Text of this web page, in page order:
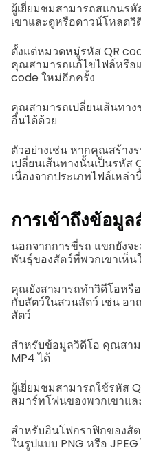
ผู้เยี่ยมชมสามารถสแกนร
เขาและดูหรือดาวน์โหลด
ตั้งแต่หมวดหมู่รหัส QR
คุณสามารถแก้ไขไฟล์หรือ
code ใหม่อีกครั้ง
คุณสามารถเปลี่ยนเส้นทาง
อื่นได้ด้วย
ตัวอย่างเช่น หากคุณสร้าง
เปลี่ยนเส้นทางนั้นเป็นรหัส
เนื่องจากประเภทไฟล์เหล่
การเข้าถึงข้อมู
นอกจากการขี่รถ แขกยังจ
พันธุ์ของสัตว์ที่พวกเขาเห็น
คุณยังสามารถทำวิดีโอหรื
กับสัตว์ในสวนสัตว์ เช่น อ
สัตว์
สำหรับข้อมูลวิดีโอ คุณสาม
MP4 ได้
ผู้เยี่ยมชมสามารถใช้รหัส
สมาร์ทโฟนของพวกเขาแ
สำหรับอินโฟกราฟิกของสั
ในรูปแบบ PNG หรือ JPEG